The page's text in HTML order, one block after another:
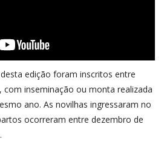
edição foram inscritos entre
inseminação ou monta realizada
ano. As novilhas ingressaram no
ocorreram entre dezembro de